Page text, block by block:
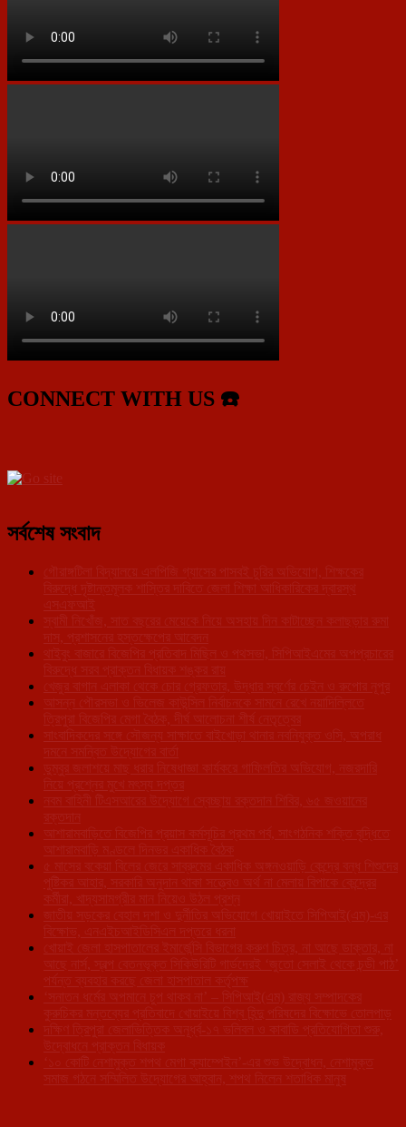
CONNECT WITH US ☎️
সর্বশেষ সংবাদ
গৌরাঙ্গটিলা বিদ্যালয়ে এলপিজি গ্যাসের পাসবই চুরির অভিযোগ, শিক্ষকের
বিরুদ্ধে দৃষ্টান্তমূলক শাস্তির দাবিতে জেলা শিক্ষা আধিকারিকের দ্বারস্থ
এসএফআই
স্বামী নিখোঁজ, সাত বছরের মেয়েকে নিয়ে অসহায় দিন কাটাচ্ছেন কলাছড়ার রুমা
দাস, প্রশাসনের হস্তক্ষেপের আবেদন
থাইবুং বাজারে বিজেপির প্রতিবাদ মিছিল ও পথসভা, সিপিআইএমের অপপ্রচারের
বিরুদ্ধে সরব প্রাক্তন বিধায়ক শঙ্কর রায়
খেজুর বাগান এলাকা থেকে চোর গ্রেফতার, উদ্ধার স্বর্ণের চেইন ও রুপোর নূপুর
আসন্ন পৌরসভা ও ভিলেজ কাউন্সিল নির্বাচনকে সামনে রেখে নয়াদিল্লিতে
ত্রিপুরা বিজেপির মেগা বৈঠক, দীর্ঘ আলোচনা শীর্ষ নেতৃত্বের
সাংবাদিকদের সঙ্গে সৌজন্য সাক্ষাতে বাইখোড়া থানার নবনিযুক্ত ওসি, অপরাধ
দমনে সমন্বিত উদ্যোগের বার্তা
ডুম্বুর জলাশয়ে মাছ ধরার নিষেধাজ্ঞা কার্যকরে গাফিলতির অভিযোগ, নজরদারি
নিয়ে প্রশ্নের মুখে মৎস্য দপ্তর
নবম বাহিনী টিএসআরের উদ্যোগে স্বেচ্ছায় রক্তদান শিবির, ৬৫ জওয়ানের
রক্তদান
আশারামবাড়িতে বিজেপির প্রয়াস কর্মসূচির প্রথম পর্ব, সাংগঠনিক শক্তি বৃদ্ধিতে
আশারামবাড়ি মণ্ডলে দিনভর একাধিক বৈঠক
৫ মাসের বকেয়া বিলের জেরে সাব্রুমের একাধিক অঙ্গনওয়াড়ি কেন্দ্রে বন্ধ শিশুদের
পুষ্টিকর আহার, সরকারি অনুদান থাকা সত্ত্বেও অর্থ না মেলায় বিপাকে কেন্দ্রের
কর্মীরা, খাদ্যসামগ্রীর মান নিয়েও উঠল প্রশ্ন
জাতীয় সড়কের বেহাল দশা ও দুর্নীতির অভিযোগে খোয়াইতে সিপিআই(এম)-এর
বিক্ষোভ, এনএইচআইডিসিএল দপ্তরে ধরনা
খোয়াই জেলা হাসপাতালের ইমার্জেন্সি বিভাগের করুণ চিত্র, না আছে ডাক্তার, না
আছে নার্স, স্বল্প বেতনভূক্ত সিকিউরিটি গার্ডদেরই ‘জুতো সেলাই থেকে চন্ডী পাঠ’
পর্যন্ত ব্যবহার করছে জেলা হাসপাতাল কর্তৃপক্ষ
‘সনাতন ধর্মের অপমানে চুপ থাকব না’ – সিপিআই(এম) রাজ্য সম্পাদকের
কুরুচিকর মন্তব্যের প্রতিবাদে খোয়াইয়ে বিশ্ব হিন্দু পরিষদের বিক্ষোভে তোলপাড়
দক্ষিণ ত্রিপুরা জেলাভিত্তিক অনূর্ধ্ব-১৭ ভলিবল ও কাবাডি প্রতিযোগিতা শুরু,
উদ্বোধনে প্রাক্তন বিধায়ক
‘১০ কোটি নেশামুক্ত শপথ মেগা ক্যাম্পেইন’-এর শুভ উদ্বোধন, নেশামুক্ত
সমাজ গঠনে সম্মিলিত উদ্যোগের আহ্বান, শপথ নিলেন শতাধিক মানুষ